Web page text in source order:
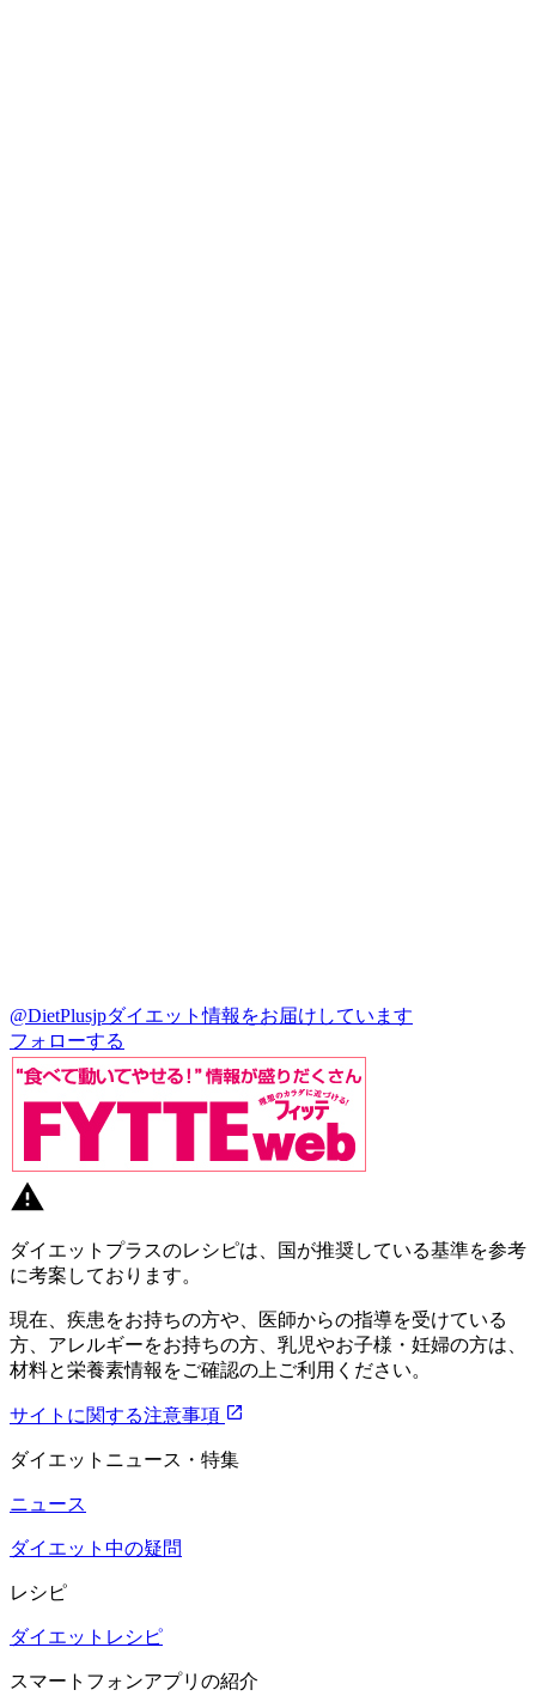
@DietPlusjpダイエット情報をお届けしています
フォローする
ダイエットプラスのレシピは、国が推奨している基準を参考
に考案しております。
現在、疾患をお持ちの方や、医師からの指導を受けている
方、アレルギーをお持ちの方、乳児やお子様・妊婦の方は、
材料と栄養素情報をご確認の上ご利用ください。
サイトに関する注意事項
ダイエットニュース・特集
ニュース
ダイエット中の疑問
レシピ
ダイエットレシピ
スマートフォンアプリの紹介